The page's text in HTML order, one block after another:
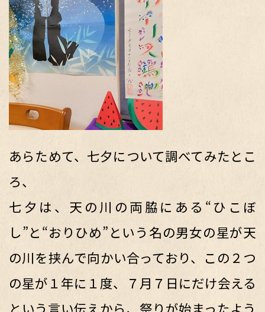
あらためて、七夕について調べてみたとこ
ろ、
七夕は、天の川の両脇にある“ひこぼ
し”と“おりひめ”という名の男女の星が天
の川を挟んで向かい合っており、この２つ
の星が１年に１度、７月７日にだけ会える
という言い伝えから、祭りが始まったよう